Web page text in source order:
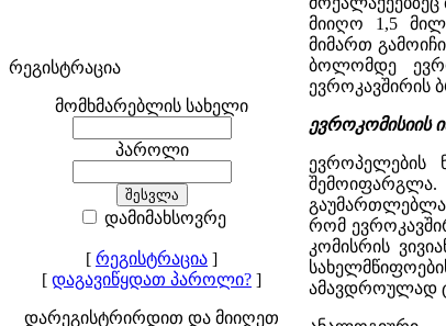
რეგისტრაცია
მომხმარებლის სახელი
პაროლი
დამიმახსოვრე
[ რეგისტრაცია ]
[ დაგავიწყდათ პაროლი? ]
დარეგისტრირდით და მიიღეთ
მიიღო 1,5
მიმართ
ბოლომდე
ევროკავშირის
ევროკომისიის
ევროპელების
რომ
კომისრის
ამავდროულად